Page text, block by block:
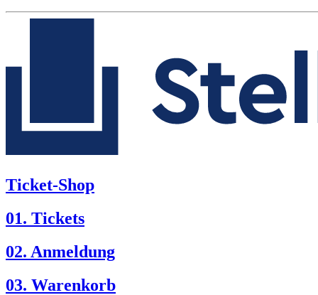
Ticket-Shop
01. Tickets
02. Anmeldung
03. Warenkorb